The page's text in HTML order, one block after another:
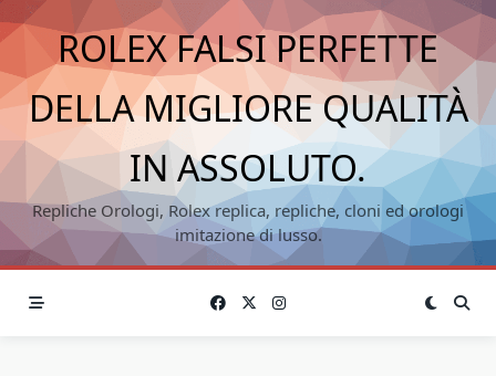
Skip
to
contentROLEX FALSI PERFETTE
DELLA MIGLIORE QUALITÀ
IN ASSOLUTO.
Repliche Orologi, Rolex replica, repliche, cloni ed orologi
imitazione di lusso.